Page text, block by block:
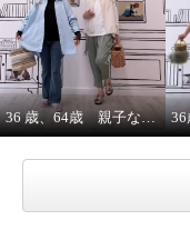
36 歳、64歳 親子な年齢差コーデ